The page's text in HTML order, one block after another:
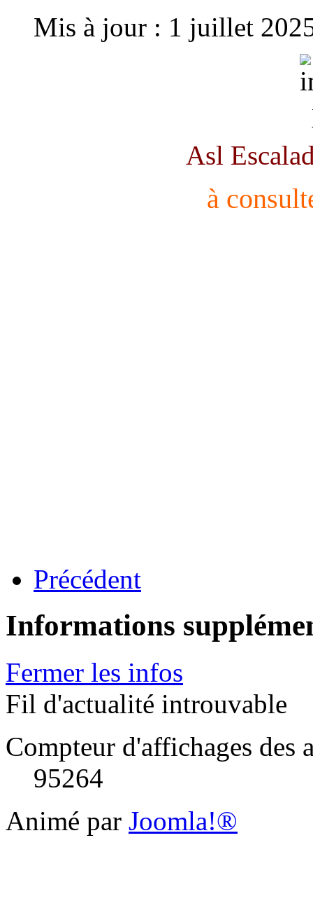
Mis à jour : 1 juillet
Asl
à
Précédent
Informations
Fermer les infos
Fil d'actualité introuvable
Compteur d'affichages des
95264
Animé par Joomla!®